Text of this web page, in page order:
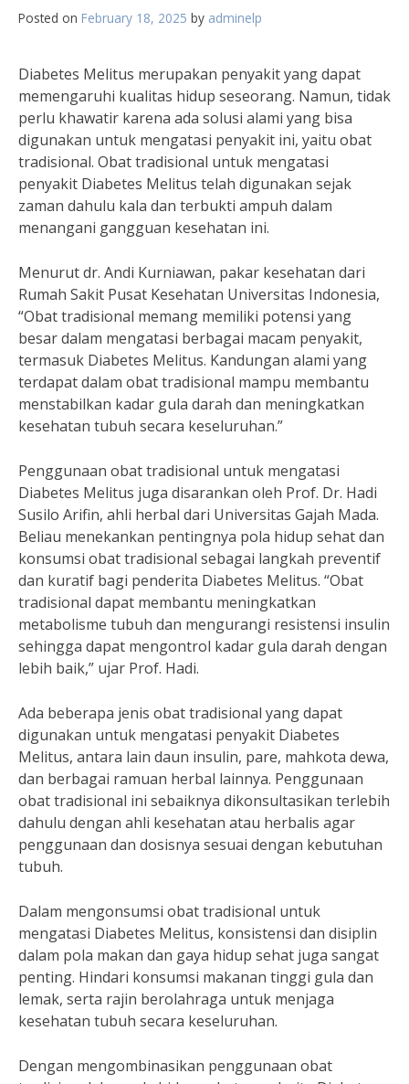
Posted on February 18, 2025 by adminelp
Diabetes Melitus merupakan penyakit yang dapat
memengaruhi kualitas hidup seseorang. Namun, tidak
perlu khawatir karena ada solusi alami yang bisa
digunakan untuk mengatasi penyakit ini, yaitu obat
tradisional. Obat tradisional untuk mengatasi
penyakit Diabetes Melitus telah digunakan sejak
zaman dahulu kala dan terbukti ampuh dalam
menangani gangguan kesehatan ini.
Menurut dr. Andi Kurniawan, pakar kesehatan dari
Rumah Sakit Pusat Kesehatan Universitas Indonesia,
“Obat tradisional memang memiliki potensi yang
besar dalam mengatasi berbagai macam penyakit,
termasuk Diabetes Melitus. Kandungan alami yang
terdapat dalam obat tradisional mampu membantu
menstabilkan kadar gula darah dan meningkatkan
kesehatan tubuh secara keseluruhan.”
Penggunaan obat tradisional untuk mengatasi
Diabetes Melitus juga disarankan oleh Prof. Dr. Hadi
Susilo Arifin, ahli herbal dari Universitas Gajah Mada.
Beliau menekankan pentingnya pola hidup sehat dan
konsumsi obat tradisional sebagai langkah preventif
dan kuratif bagi penderita Diabetes Melitus. “Obat
tradisional dapat membantu meningkatkan
metabolisme tubuh dan mengurangi resistensi insulin
sehingga dapat mengontrol kadar gula darah dengan
lebih baik,” ujar Prof. Hadi.
Ada beberapa jenis obat tradisional yang dapat
digunakan untuk mengatasi penyakit Diabetes
Melitus, antara lain daun insulin, pare, mahkota dewa,
dan berbagai ramuan herbal lainnya. Penggunaan
obat tradisional ini sebaiknya dikonsultasikan terlebih
dahulu dengan ahli kesehatan atau herbalis agar
penggunaan dan dosisnya sesuai dengan kebutuhan
tubuh.
Dalam mengonsumsi obat tradisional untuk
mengatasi Diabetes Melitus, konsistensi dan disiplin
dalam pola makan dan gaya hidup sehat juga sangat
penting. Hindari konsumsi makanan tinggi gula dan
lemak, serta rajin berolahraga untuk menjaga
kesehatan tubuh secara keseluruhan.
Dengan mengombinasikan penggunaan obat